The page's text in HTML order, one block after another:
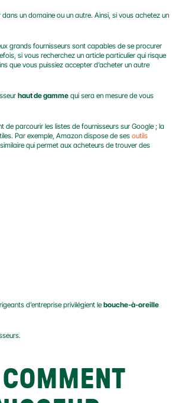
un domaine ou un autre. Ainsi, si vous achetez un
grands fournisseurs sont capables de se procurer
si vous recherchez un article particulier qui risque
que vous puissiez accepter d’acheter un autre
haut de gamme qui sera en mesure de vous
de parcourir les listes de fournisseurs sur Google ; la
Par exemple, Amazon dispose de ses outils
qui permet aux acheteurs de trouver des
d’entreprise privilégient le bouche-à-oreille